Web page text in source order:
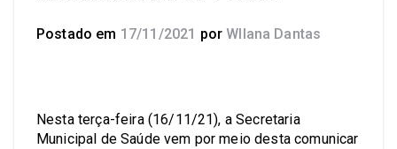
Postado em 17/11/2021 por Wllana Dantas
Nesta terça-feira (16/11/21), a Secretaria
Municipal de Saúde vem por meio desta comunicar